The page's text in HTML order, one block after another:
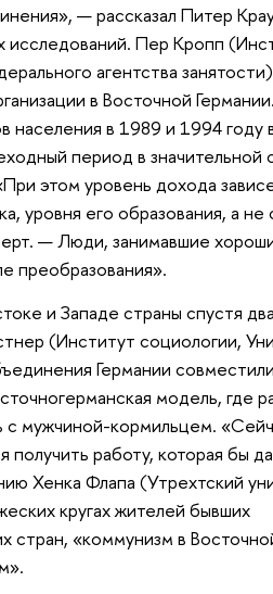
— рассказал Питер
исследований. Пер Кропп
агентства
в Восточной
в 1989 и 1994 году
период в значительной
этом уровень дохода
уровня его образования, а не
— Люди, занимавшие
преобразования».
и Западе страны спустя
(Институт социологии,
Германии
модель, где
с мужчиной-кормильцем.
работу, которая бы
Хенка Флапа (Утрехтский
кругах жителей бывших
стран, «коммунизм в